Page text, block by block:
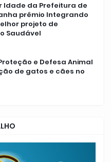
Idade da Prefeitura de
prêmio Integrando
projeto de
Saudável
e Defesa Animal
de gatos e cães no